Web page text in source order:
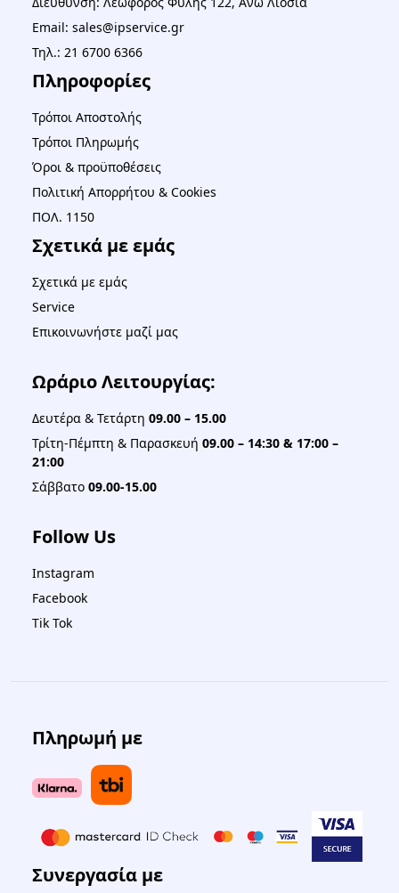
Email: sales@ipservice.gr
Τηλ.: 21 6700 6366
Πληροφορίες
Τρόποι Αποστολής
Τρόποι Πληρωμής
Όροι & προϋποθέσεις
Πολιτική Απορρήτου & Cookies
ΠΟΛ. 1150
Σχετικά με εμάς
Σχετικά με εμάς
Service
Επικοινωνήστε μαζί μας
Ωράριο Λειτουργίας:
Δευτέρα & Τετάρτη 09.00 – 15.00
Τρίτη-Πέμπτη & Παρασκευή 09.00 – 14:30 & 17:00 –
21:00
Σάββατο 09.00-15.00
Follow Us
Instagram
Facebook
Tik Tok
Πληρωμή με
Συνεργασία με